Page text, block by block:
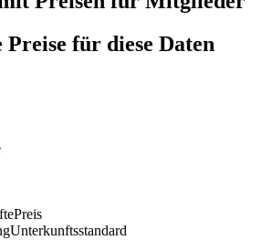
für diese Daten
Preis
Unterkunftsstandard